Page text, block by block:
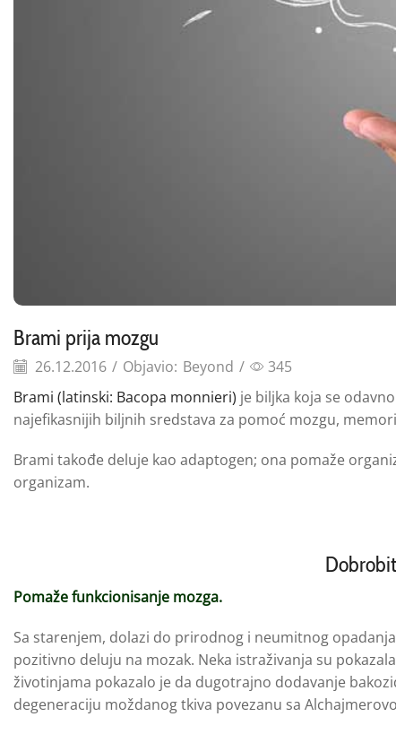
Brami prija mozgu
26.12.2016 / Objavio: Beyond /
345
Brami (latinski: Bacopa monnieri) je biljka koja se
najefikasnijih biljnih sredstava za pomoć mozgu,
Brami takođe deluje kao adaptogen; ona pomaže
organizam.
Pomaže funkcionisanje mozga.
Sa starenjem, dolazi do prirodnog i neumitnog
pozitivno deluju na mozak. Neka istraživanja su
životinjama pokazalo je da dugotrajno dodavanje
degeneraciju moždanog tkiva povezanu sa